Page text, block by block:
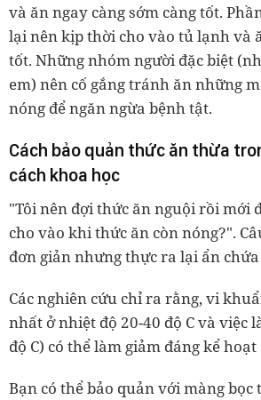
và ăn ngay càng sớm càng tốt.
lại nên kịp thời cho vào tủ lạnh và
tốt. Những nhóm người đặc biệt
em) nên cố gắng tránh ăn những
nóng để ngăn ngừa bệnh tật.
Cách bảo quản thức ăn thừa
cách khoa học
"Tôi nên đợi thức ăn nguội rồi mới
cho vào khi thức ăn còn nóng?".
đơn giản nhưng thực ra lại ẩn
Các nghiên cứu chỉ ra rằng, vi
nhất ở nhiệt độ 20-40 độ C và việc
độ C) có thể làm giảm đáng kể
Bạn có thể bảo quản với màng bọc